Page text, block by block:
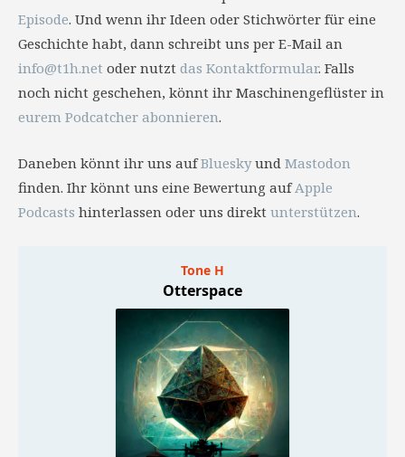
Episode. Und wenn ihr Ideen oder Stichwörter für eine
Geschichte habt, dann schreibt uns per E-Mail an
info@t1h.net oder nutzt das Kontaktformular. Falls
noch nicht geschehen, könnt ihr Maschinengeflüster in
eurem Podcatcher abonnieren.
Daneben könnt ihr uns aufBlueskyund Mastodon
finden. Ihr könnt uns eine Bewertung aufApple
Podcasts hinterlassen oder uns direkt unterstützen.